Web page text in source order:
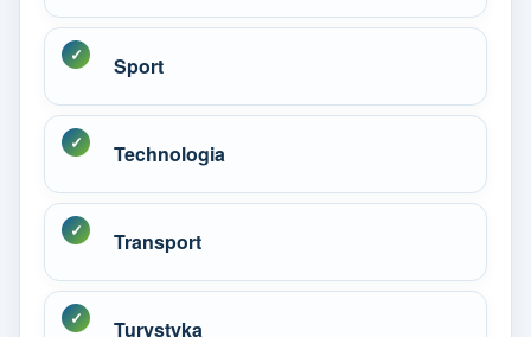
Sport
Technologia
Transport
Turystyka